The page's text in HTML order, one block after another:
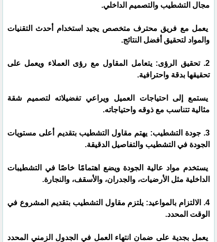
مجال التشطيب والتصميم الداخلي.
يعمل مع فريق محترف متخصص يجيد استخدام أحدث التقنيات
والمواد لتحقيق أفضل النتائج.
2. تحقيق الرؤى: يتعامل المقاول مع رؤى العملاء ويعمل على
تحقيقها بدقة واحترافية.
يستمع إلى احتياجات العميل ويراعي تفضيلاته لتصميم شقة
مثالية تتناسب مع ذوقه واحتياجاته.
3. جودة التشطيب: يهتم مقاول التشطيب بتقديم أعلى مستويات
الجودة في التشطيب والتفاصيل الدقيقة.
يستخدم مواد عالية الجودة ويضع اهتمامًا خاصًا في التشطيبات
الداخلية مثل الأرضيات، والجدران، والأسقف، والنجارة.
4. الالتزام بالمواعيد: يلتزم مقاول التشطيب بتقديم المشروع في
الوقت المحدد.
يعمل بجدية على ضمان انتهاء العمل في الجدول الزمني المحدد